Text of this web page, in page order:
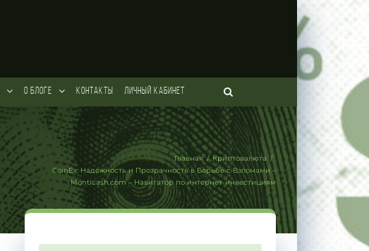
О БЛОГЕ КОНТАКТЫ ЛИЧНЫЙ КАБИНЕТ
Главная / Криптовалюта /
CoinEx: Надежность и Прозрачность в Борьбе с Взломами –
Monticash.com – Навигатор по интернет-инвестициям